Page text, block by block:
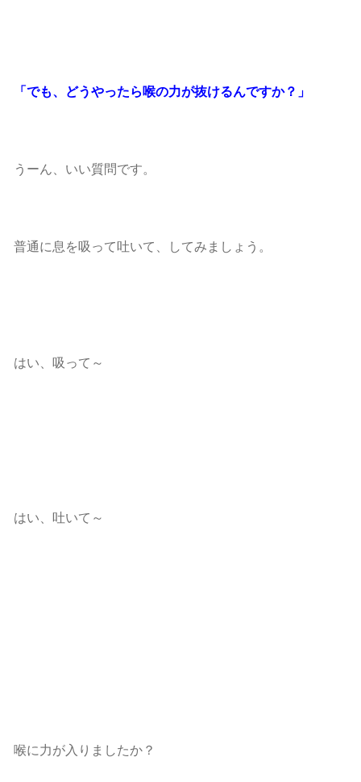
「でも、どうやったら喉の力が抜けるんですか？」
うーん、いい質問です。
普通に息を吸って吐いて、してみましょう。
はい、吸って～
はい、吐いて～
喉に力が入りましたか？